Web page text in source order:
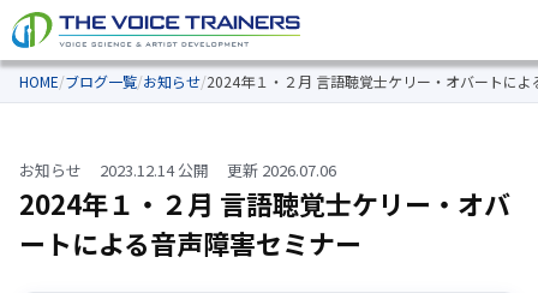
HOME/ブログ一覧/お知らせ/2024年１・２月 言語聴覚士ケリー・オバートに
お知らせ 2023.12.14 公開 更新 2026.07.06
2024年１・２月 言語聴覚士ケリー・オバ
ートによる音声障害セミナー